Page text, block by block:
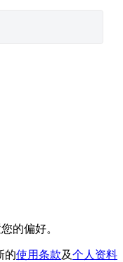
的偏好。
的使用条款及个人资料